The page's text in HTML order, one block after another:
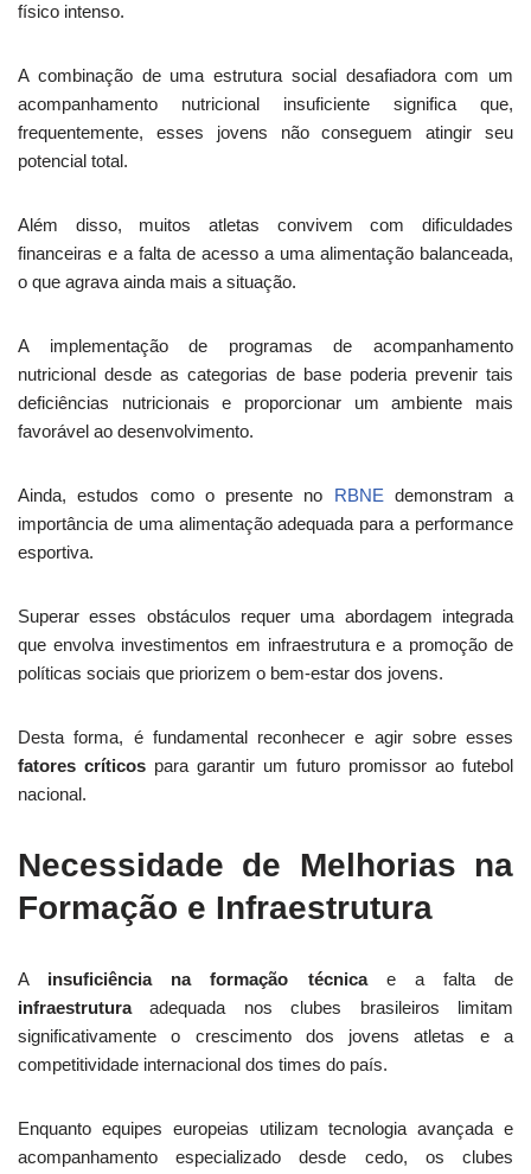
físico intenso.
A combinação de uma estrutura social desafiadora com um
acompanhamento nutricional insuficiente significa que,
frequentemente, esses jovens não conseguem atingir seu
potencial total.
Além disso, muitos atletas convivem com dificuldades
financeiras e a falta de acesso a uma alimentação balanceada,
o que agrava ainda mais a situação.
A implementação de programas de acompanhamento
nutricional desde as categorias de base poderia prevenir tais
deficiências nutricionais e proporcionar um ambiente mais
favorável ao desenvolvimento.
Ainda, estudos como o presente no RBNE demonstram a
importância de uma alimentação adequada para a performance
esportiva.
Superar esses obstáculos requer uma abordagem integrada
que envolva investimentos em infraestrutura e a promoção de
políticas sociais que priorizem o bem-estar dos jovens.
Desta forma, é fundamental reconhecer e agir sobre esses
fatores críticos para garantir um futuro promissor ao futebol
nacional.
Necessidade de Melhorias na
Formação e Infraestrutura
A insuficiência na formação técnicae a falta de
infraestruturaadequada nos clubes brasileiros limitam
significativamente o crescimento dos jovens atletas e a
competitividade internacional dos times do país.
Enquanto equipes europeias utilizam tecnologia avançada e
acompanhamento especializado desde cedo, os clubes